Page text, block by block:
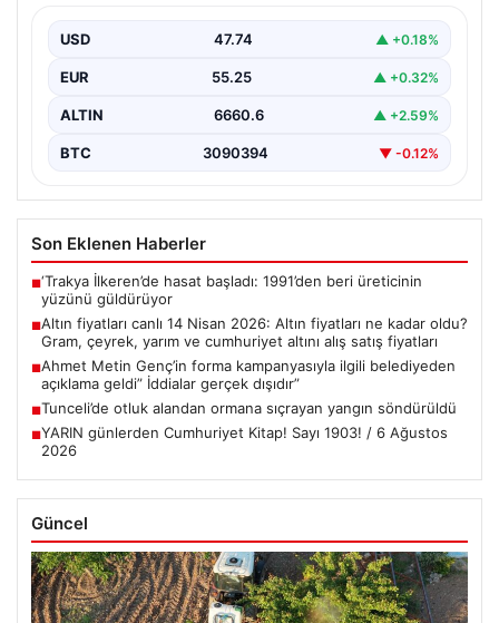
fiyatları
{"title": "14 Nisan 2026 Güncel Altın Fiyatları: Gram,
Çeyrek, Yarım ve Cumhuriyet Altını Satış…
USD 47.74 ▲ +0.18%
EUR 55.25 ▲ +0.32%
ALTIN 6660.6 ▲ +2.59%
BTC 3090394 ▼ -0.12%
Son Eklenen Haberler
■‘Trakya İlkeren’de hasat başladı: 1991’den beri üreticinin
yüzünü güldürüyor
■Altın fiyatları canlı 14 Nisan 2026: Altın fiyatları ne kadar oldu?
Gram, çeyrek, yarım ve cumhuriyet altını alış satış fiyatları
■Ahmet Metin Genç’in forma kampanyasıyla ilgili belediyeden
açıklama geldi” İddialar gerçek dışıdır”
■Tunceli’de otluk alandan ormana sıçrayan yangın söndürüldü
■YARIN günlerden Cumhuriyet Kitap! Sayı 1903! / 6 Ağustos
2026
Güncel